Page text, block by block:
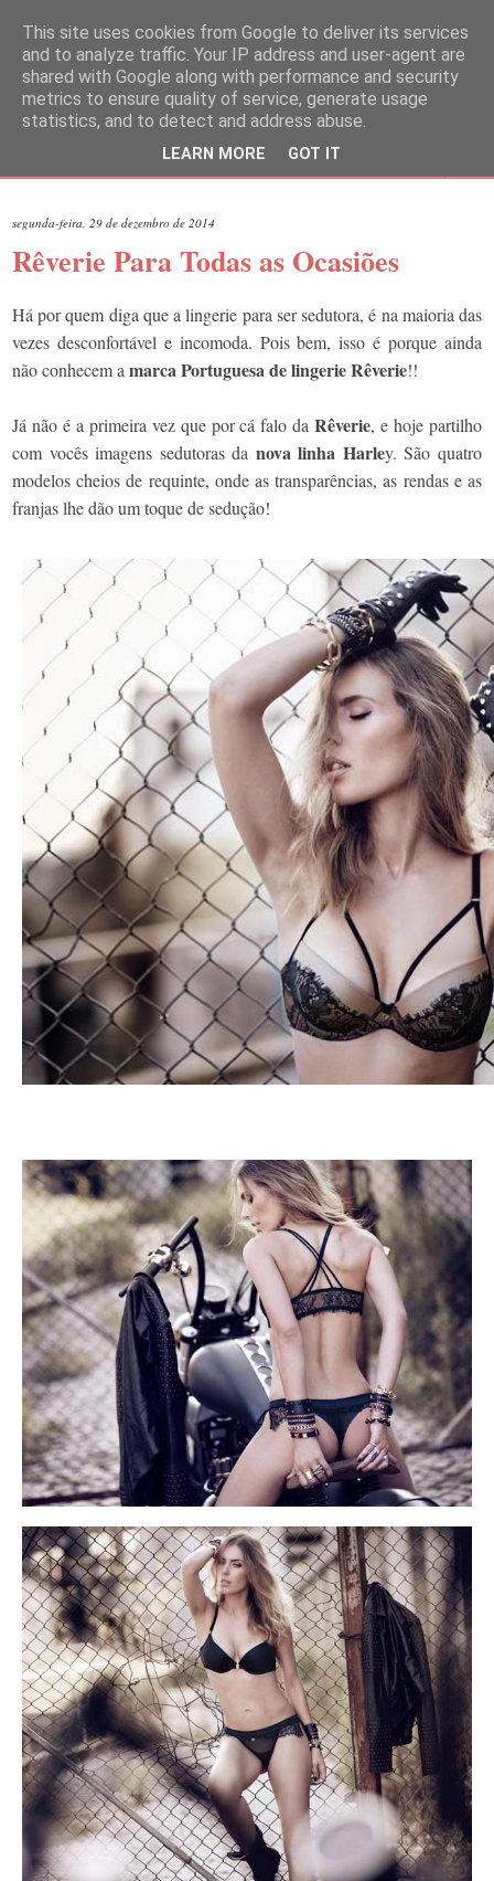
segunda-feira, 29 de dezembro de 2014
Rêverie Para Todas as Ocasiões
Há por quem diga que a lingerie para ser sedutora, é na maioria das
vezes desconfortável e incomoda. Pois bem, isso é porque ainda
não conhecem amarca Portuguesa de lingerie Rêverie!!
Já não é a primeira vez que por cá falo da Rêverie, e hoje partilho
com vocês imagens sedutoras da nova linha Harley. São quatro
modelos cheios de requinte, onde as transparências, as rendas e as
franjas lhe dão um toque de sedução!
This site uses cookies from Google to deliver its services
and to analyze traffic. Your IP address and user-agent are
shared with Google along with performance and security
metrics to ensure quality of service, generate usage
statistics, and to detect and address abuse.
LEARN MORE GOT IT